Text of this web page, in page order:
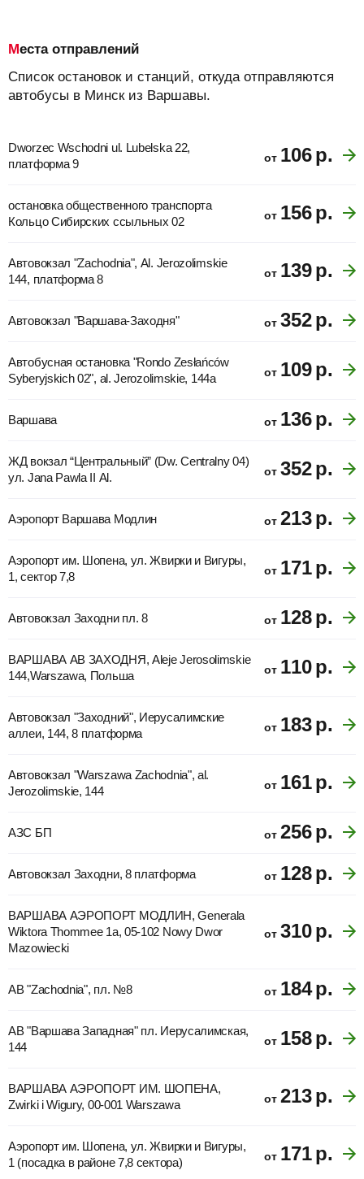
Места отправлений
Список остановок и станций, откуда отправляются
автобусы в Минск из Варшавы.
Dworzec Wschodni ul. Lubelska 22,
платформа 9
от 106р.
остановка общественного транспорта
Кольцо Сибирских ссыльных 02
от 156р.
Автовокзал "Zachodnia", Al. Jerozolimskie
144, платформа 8
от 139р.
Автовокзал "Варшава-Заходня" от 352р.
Автобусная остановка "Rondo Zesłańców
Syberyjskich 02", al. Jerozolimskie, 144a
от 109р.
Варшава от 136р.
ЖД вокзал “Центральный” (Dw. Centralny 04)
ул. Jana Pawla II Al.
от 352р.
Аэропорт Варшава Модлин от 213р.
Аэропорт им. Шопена, ул. Жвирки и Вигуры,
1, сектор 7,8
от 171р.
Автовокзал Заходни пл. 8 от 128р.
ВАРШАВА АВ ЗАХОДНЯ, Aleje Jerosolimskie
144,Warszawa, Польша
от 110р.
Автовокзал "Заходний", Иерусалимские
аллеи, 144, 8 платформа
от 183р.
Автовокзал "Warszawa Zachodnia", al.
Jerozolimskie, 144
от 161р.
АЗС БП от 256р.
Автовокзал Заходни, 8 платформа от 128р.
ВАРШАВА АЭРОПОРТ МОДЛИН, Generala
Wiktora Thommee 1a, 05-102 Nowy Dwor
Mazowiecki
от 310р.
АВ "Zachodnia", пл. №8 от 184р.
АВ "Варшава Западная" пл. Иерусалимская,
144
от 158р.
ВАРШАВА АЭРОПОРТ ИМ. ШОПЕНА,
Zwirki i Wigury, 00-001 Warszawa
от 213р.
Аэропорт им. Шопена, ул. Жвирки и Вигуры,
1 (посадка в районе 7,8 сектора)
от 171р.